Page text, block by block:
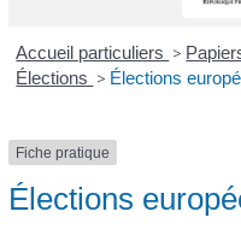
Accueil particuliers >
Élections > Élections
Fiche pratique
Élections